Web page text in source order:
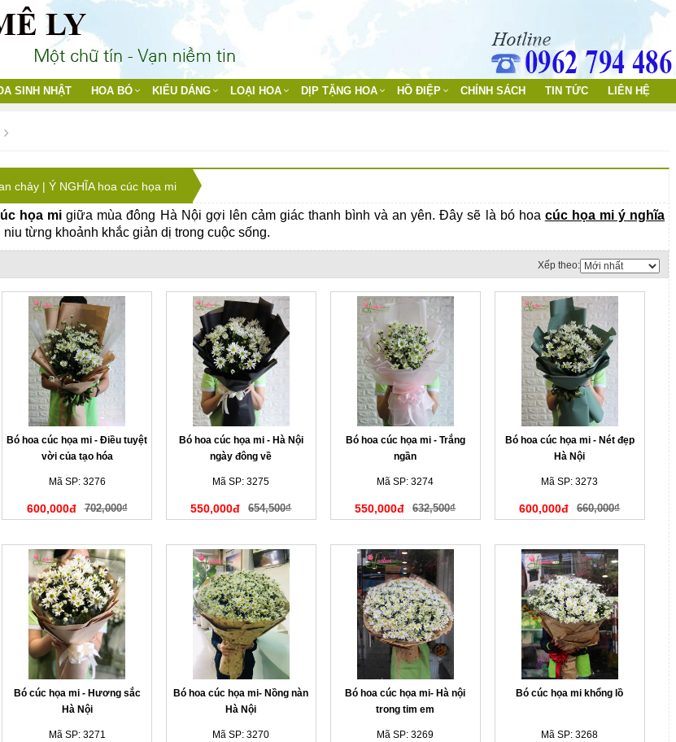
SINH NHẬT HOA BÓ KIỂU DÁNG LOẠI HOA DỊP TẶNG HOA HỒ ĐIỆP CHÍNH SÁCH TIN TỨC LIÊN HỆ
chảy | Ý NGHĨA hoa cúc họa mi
họa mi giữa mùa đông Hà Nội gợi lên cảm giác thanh bình và an yên. Đây sẽ là bó hoa cúc họa mi ý nghĩa
từng khoảnh khắc giản dị trong cuộc sống.
Xếp theo:
Bó hoa cúc họa mi - Điều tuyệt
vời của tạo hóa
Mã SP: 3276
600,000đ 702,000₫
Bó hoa cúc họa mi - Hà Nội
ngày đông về
Mã SP: 3275
550,000đ 654,500₫
Bó hoa cúc họa mi - Trắng
ngần
Mã SP: 3274
550,000đ 632,500₫
Bó hoa cúc họa mi - Nét đẹp
Hà Nội
Mã SP: 3273
600,000đ 660,000₫
Bó cúc họa mi - Hương sắc
Hà Nội
Mã SP: 3271
Bó hoa cúc họa mi- Nồng nàn
Hà Nội
Mã SP: 3270
Bó hoa cúc họa mi- Hà nội
trong tim em
Mã SP: 3269
Bó cúc họa mi khổng lồ
Mã SP: 3268